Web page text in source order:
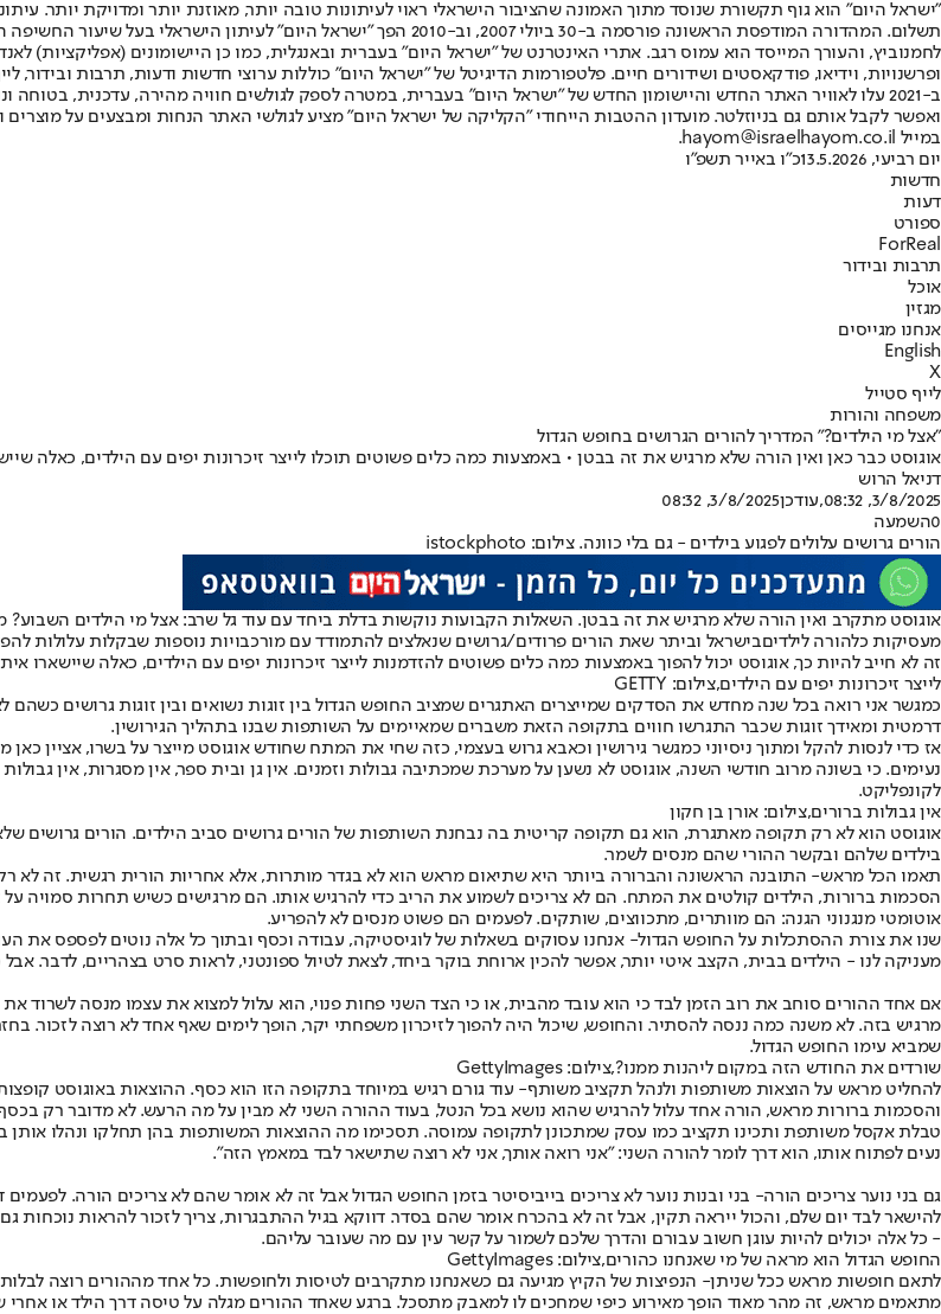
"ישראל היום" הוא גוף תקשורת שנוסד מתוך האמונה שהציבור הישראלי ראוי לעיתונות טובה יותר, מאוזנת יותר ומדויקת יותר.
תשלום. המהדורה המודפסת הראשונה פורסמה ב-30 ביולי 2007, וב-2010 הפך "ישראל
ופרשנויות, וידיאו, פודקאסטים ושידורים חיים. פלטפורמות הדיגיטל של "ישראל היום" כוללות ערוצי חדשות ודעות, תרבות ובידור,
ב-2021 עלו לאוויר האתר החדש והיישומון החדש של "ישראל היום" בעברית, במטרה לספק לגולשים חוויה מהירה, עדכנית,
ואפשר לקבל אותם גם בניוזלטר. מועדון ההטבות הייחודי "הקליקה של ישראל היום" מציע לגולשי האתר הנחות ומבצעים על
במייל hayom@israelhayom.co.il.
יום רביעי, 13.5.2026
כ"ו באייר תשפ"ו
חדשות
דעות
ספורט
ForReal
תרבות ובידור
אוכל
מגזין
אנחנו מגייסים
English
X
לייף סטייל
משפחה והורות
"אצל מי הילדים?" המדריך להורים הגרושים בחופש הגדול
אוגוסט כבר כאן ואין הורה שלא מרגיש את זה בבטן • באמצעות כמה כלים פשוטים תוכלו לייצר זיכרונות יפים עם הילדים, כאלה
דניאל הרוש
3/8/2025, 08:32
,עודכן3/8/2025, 08:32
0השמעה
הורים גרושים עלולים לפגוע בילדים - גם בלי כוונה. צילום: istockphoto
אוגוסט מתקרב ואין הורה שלא מרגיש את זה בבטן. השאלות הקבועות נוקשות בדלת ביחד עם עוד גל שרב: אצל מי הילדים
מעסיקות כלהורה לילדיםבישראל וביתר שאת הורים פרודים/גרושים שנאלצים להתמודד עם מורכבויות נוספות שבקלות עלולות
זה לא חייב להיות כך, אוגוסט יכול להפוך באמצעות כמה כלים פשוטים להזדמנות לייצר זיכרונות יפים עם הילדים, כאלה שיישארו
לייצר זיכרונות יפים עם הילדים,צילום: GETTY
כמגשר אני רואה בכל שנה מחדש את הסדקים שמייצרים האתגרים שמציב החופש הגדול בין זוגות נשואים ובין זוגות גרושים כשהם
דרמטית ומאידך זוגות שכבר התגרשו חווים בתקופה הזאת משברים שמאיימים על השותפות שבנו בתהליך הגירושין.
אז כדי לנסות להקל ומתוך ניסיוני כמגשר גירושין וכאבא גרוש בעצמי, כזה שחי את המתח שחודש אוגוסט מייצר על בשרו, אציין
נעימים. כי בשונה מרוב חודשי השנה, אוגוסט לא נשען על מערכת שמכתיבה גבולות וזמנים. אין גן ובית ספר, אין מסגרות, אין
לקונפליקט.
אין גבולות ברורים,צילום: אורן בן חקון
אוגוסט הוא לא רק תקופה מאתגרת, הוא גם תקופה קריטית בה נבחנת השותפות של הורים גרושים סביב הילדים. הורים גרושים
בילדים שלהם ובקשר ההורי שהם מנסים לשמר.
תאמו הכל מראש- התובנה הראשונה והברורה ביותר היא שתיאום מראש הוא לא בגדר מותרות, אלא אחריות הורית רגשית. זה לא
הסכמות ברורות, הילדים קולטים את המתח. הם לא צריכים לשמוע את הריב כדי להרגיש אותו. הם מרגישים כשיש תחרות סמויה
אוטומטי מנגנוני הגנה: הם מוותרים, מתכווצים, שותקים. לפעמים הם פשוט מנסים לא להפריע.
שנו את צורת ההסתכלות על החופש הגדול- אנחנו עסוקים בשאלות של לוגיסטיקה, עבודה וכסף ובתוך כל אלה נוטים לפספס את
מעניקה לנו - הילדים בבית, הקצב איטי יותר, אפשר להכין ארוחת בוקר ביחד, לצאת לטיול ספונטני, לראות סרט בצהריים, לדבר.
אם אחד ההורים סוחב את רוב הזמן לבד כי הוא עובד מהבית, או כי הצד השני פחות פנוי, הוא עלול למצוא את עצמו מנסה
מרגיש בזה. לא משנה כמה ננסה להסתיר. והחופש, שיכול היה להפוך לזיכרון משפחתי יקר, הופך לימים שאף אחד לא רוצה לזכור.
שמביא עימו החופש הגדול.
שורדים את החודש הזה במקום ליהנות ממנו?,צילום: GettyImages
להחליט מראש על הוצאות משותפות ולנהל תקציב משותף- עוד גורם רגיש במיוחד בתקופה הזו הוא כסף. ההוצאות באוגוסט
והסכמות ברורות מראש, הורה אחד עלול להרגיש שהוא נושא בכל הנטל, בעוד ההורה השני לא מבין על מה הרעש. לא מדובר רק
טבלת אקסל משותפת ותכינו תקציב כמו עסק שמתכונן לתקופה עמוסה. תסכימו מה ההוצאות המשותפות בהן תחלקו ונהלו אותן
נעים לפתוח אותו, הוא דרך לומר להורה השני: "אני רואה אותך, אני לא רוצה שתישאר לבד במאמץ הזה".
גם בני נוער צריכים הורה- בני ובנות נוער לא צריכים בייביסיטר בזמן החופש הגדול אבל זה לא אומר שהם לא צריכים הורה.
להישאר לבד יום שלם, והכול ייראה תקין, אבל זה לא בהכרח אומר שהם בסדר. דווקא בגיל ההתבגרות, צריך לזכור להראות
- כל אלה יכולים להיות עוגן חשוב עבורם והדרך שלכם לשמור על קשר עין עם מה שעובר עליהם.
החופש הגדול הוא מראה של מי שאנחנו כהורים,צילום: GettyImages
לתאם חופשות מראש ככל שניתן- הנפיצות של הקיץ מגיעה גם כשאנחנו מתקרבים לטיסות ולחופשות. כל אחד מההורים רוצה
מתאמים מראש, זה מהר מאוד הופך מאירוע כיפי שמחכים לו למאבק מתסכל. ברגע שאחד ההורים מגלה על טיסה דרך הילד או